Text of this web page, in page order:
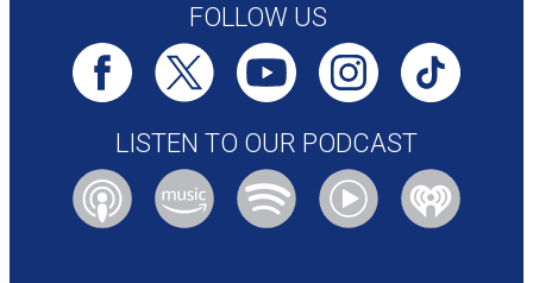
FOLLOW US
LISTEN TO OUR PODCAST